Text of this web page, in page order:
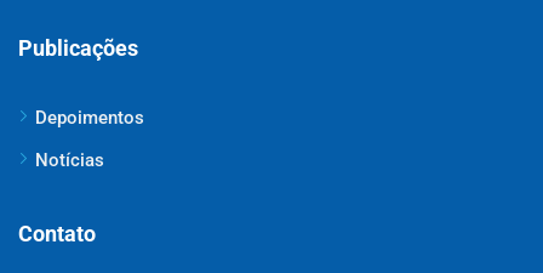
Publicações
Depoimentos
Notícias
Contato